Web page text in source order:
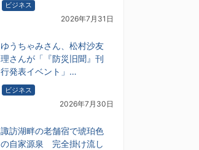
ビジネス
2026年7月31日
ゆうちゃみさん、松村沙友
理さんが「『防災旧聞』刊
行発表イベント」…
ビジネス
2026年7月30日
諏訪湖畔の老舗宿で琥珀色
の自家源泉 完全掛け流し